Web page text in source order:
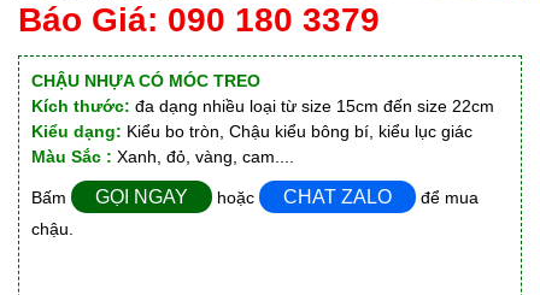
Báo Giá: 090 180 3379
CHẬU NHỰA CÓ MÓC TREO
Kích thước: đa dạng nhiều loại từ size 15cm đến size 22cm
Kiểu dạng: Kiểu bo tròn, Chậu kiểu bông bí, kiểu lục giác
Màu Sắc : Xanh, đỏ, vàng, cam....
Bấm GỌI NGAY hoặc CHAT ZALO
để mua
chậu.